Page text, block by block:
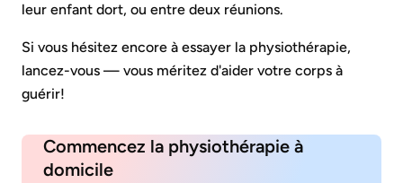
leur enfant dort, ou entre deux réunions.
Si vous hésitez encore à essayer la physiothérapie,
lancez-vous — vous méritez d'aider votre corps à
guérir!
Commencez la physiothérapie à
domicile